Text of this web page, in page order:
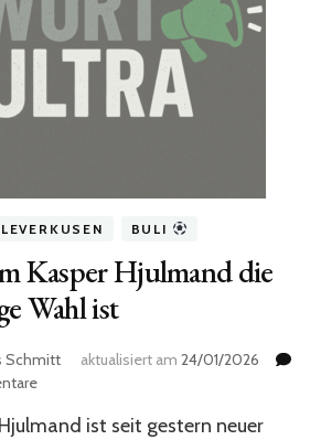
BULI
Kasper Hjulmand die
Wahl ist
Schmitt aktualisiert am 24/01/2026
zu
Kasper ist seit gestern neuer